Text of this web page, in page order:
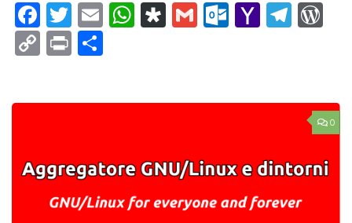
Facebook
Twitter
EmailWhatsApp
Diaspora
Gmail Yahoo
CopyPrint
0